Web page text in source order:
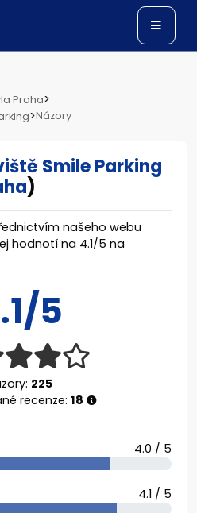
Praha>
>Názory
Smile Parking
)
našeho webu
hodnotí na 4.1/5 na
5
225
recenze: 18
4.0 / 5
4.1 / 5